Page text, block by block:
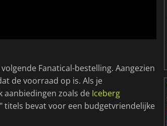
Fanatical-bestelling. Aangezien
de voorraad op is. Als je
aanbiedingen zoals de Iceberg
titels bevat voor een budgetvriendelijke